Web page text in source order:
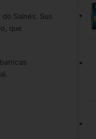
Salnés. Sus
que